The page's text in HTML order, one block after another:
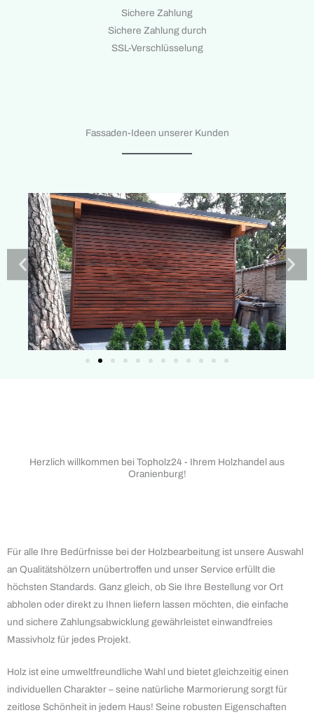
Sichere Zahlung
Sichere Zahlung durch
SSL-Verschlüsselung
Fassaden-Ideen unserer Kunden
Herzlich willkommen bei Topholz24 - Ihrem Holzhandel aus
Oranienburg!
Für alle Ihre Bedürfnisse bei der Holzbearbeitung ist unsere Auswahl
an Qualitätshölzern unübertroffen und unser Service erfüllt die
höchsten Standards. Ganz gleich, ob Sie Ihre Bestellung vor Ort
abholen oder direkt zu Ihnen liefern lassen möchten, die einfache
und sichere Zahlungsabwicklung gewährleistet einwandfreies
Massivholz für jedes Projekt.
Holz ist eine umweltfreundliche Wahl und bietet gleichzeitig einen
individuellen Charakter – seine natürliche Marmorierung sorgt für
zeitlose Schönheit in jedem Haus! Seine robusten Eigenschaften